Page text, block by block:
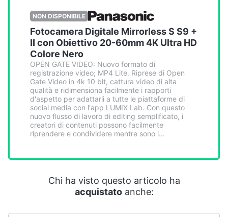
NON DISPONIBILE
Fotocamera Digitale Mirrorless S S9 +
II con Obiettivo 20-60mm 4K Ultra HD
Colore Nero
OPEN GATE VIDEO: Nuovo formato di
registrazione video; MP4 Lite. Riprese di Open
Gate Video in 4k 10 bit, cattura video di alta
qualità e ridimensiona facilmente i rapporti
d'aspetto per adattarli a tutte le piattaforme di
social media con l'app LUMIX Lab. Con questo
nuovo flusso di lavoro di editing semplificato, i
creatori di contenuti possono facilmente
riprendere e condividere mentre sono i...
Chi ha visto questo articolo ha
acquistatoanche: